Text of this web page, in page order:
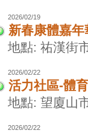
2026/02/19
新春康體嘉年
地點: 祐漢街
2026/02/22
活力社區-體
地點: 望廈山
2026/02/22